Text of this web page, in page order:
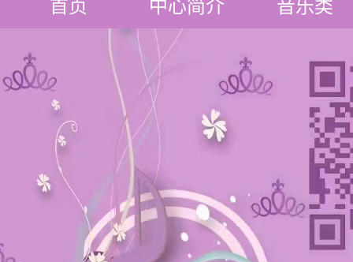
首页 中心简介 音乐类